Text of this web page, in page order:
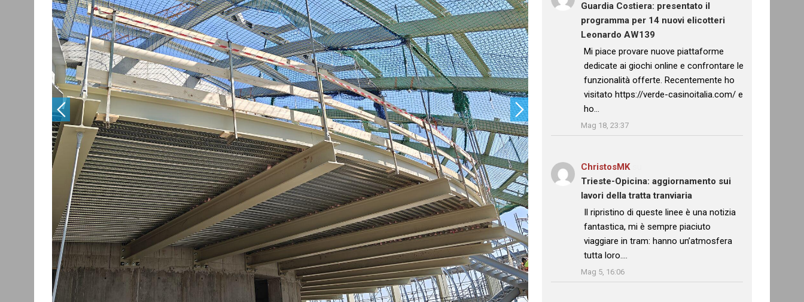
Guardia Costiera: presentato il
programma per 14 nuovi elicotteri
Leonardo AW139
: “
Mi piace provare nuove piattaforme
dedicate ai giochi online e confrontare le
funzionalità offerte. Recentemente ho
visitato https://verde-casinoitalia.com/ e
ho…
Mag 18, 23:37
ChristosMKsu
Trieste-Opicina: aggiornamento sui
lavori della tratta tranviaria
: “
Il ripristino di queste linee è una notizia
fantastica, mi è sempre piaciuto
viaggiare in tram: hanno un’atmosfera
tutta loro.…
Mag 5, 16:06